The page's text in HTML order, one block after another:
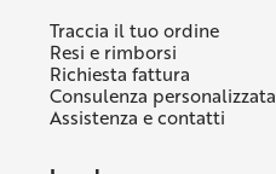
Traccia il tuo ordine
Resi e rimborsi
Richiesta fattura
Consulenza personalizzata
Assistenza e contatti